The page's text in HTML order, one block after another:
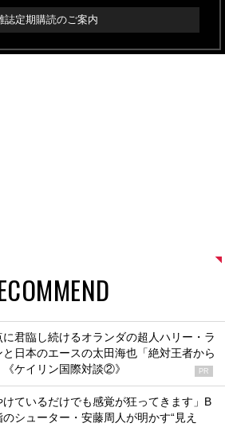
誌定期購読のご案内
君臨し続けるオランダの超人ハリー・ラ
と日本のエースの太田海也「絶対王者から
ケイリン国際対談②》
PR
けているだけでも感覚が狂ってきます」B
のシューター・安藤周人が明かす“見え